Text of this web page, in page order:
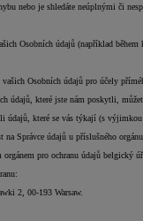
nebo je shledáte neúplnými či
Osobních údajů (například
Osobních údajů pro účely
údajů, které jste nám poskytli,
údajů, které se vás týkají (s
Správce údajů u příslušného
pro ochranu údajů belgický
2, 00-193 Warsaw.